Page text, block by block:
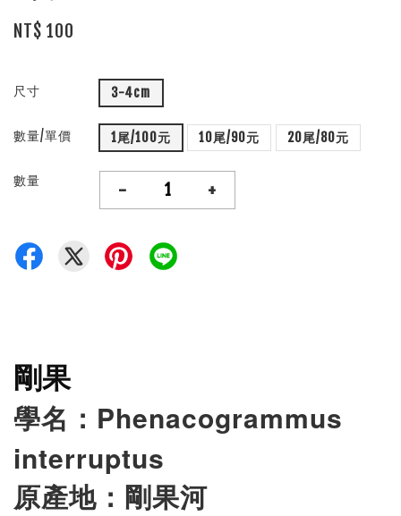
NT$ 100
尺寸 3-4cm
數量/單價 1尾/100元 10尾/90元 20尾/80元
數量 - +
剛果
學名： Phenacogrammus
interruptus
原產地：剛果河